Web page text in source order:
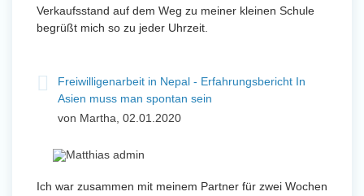
Verkaufsstand auf dem Weg zu meiner kleinen Schule
begrüßt mich so zu jeder Uhrzeit.
Freiwilligenarbeit in Nepal - Erfahrungsbericht In
Asien muss man spontan sein
von Martha, 02.01.2020
Ich war zusammen mit meinem Partner für zwei Wochen